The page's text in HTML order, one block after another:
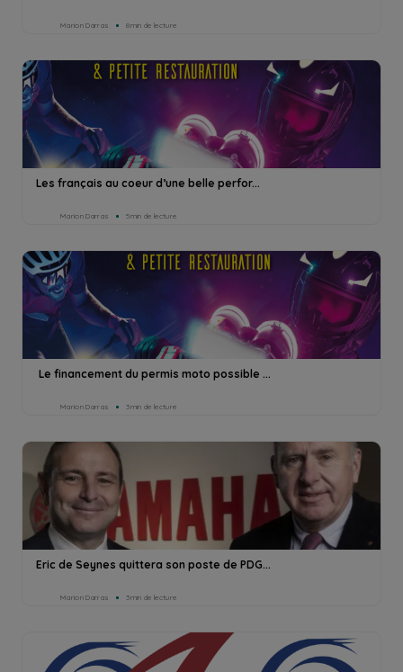
Marion Darras 8min de lecture
Les français au coeur d’une belle perfor...
Marion Darras 5min de lecture
Le financement du permis moto possible ...
Marion Darras 3min de lecture
Eric de Seynes quittera son poste de PDG...
Marion Darras 3min de lecture